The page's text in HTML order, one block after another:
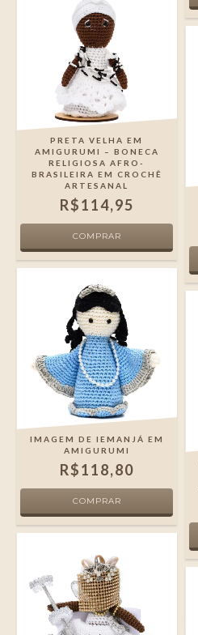
PRETA VELHA EM
AMIGURUMI – BONECA
RELIGIOSA AFRO-
BRASILEIRA EM CROCHÊ
ARTESANAL
R$114,95
IMAGEM DE IEMANJÁ EM
AMIGURUMI
R$118,80